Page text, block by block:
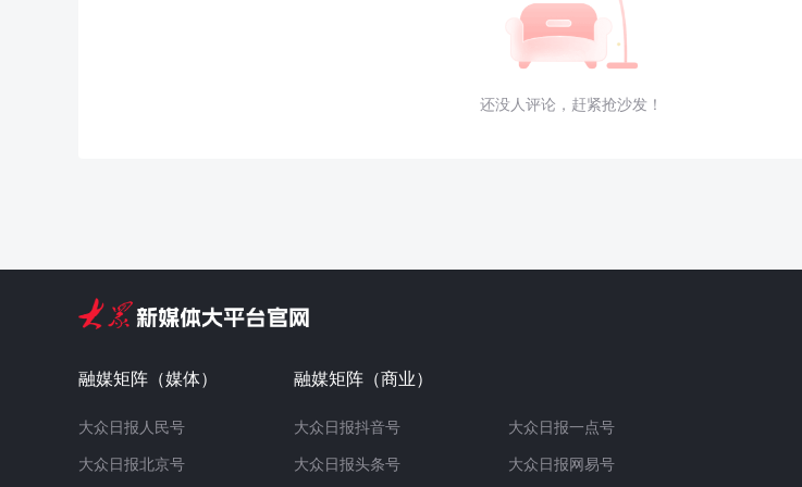
还没人评论，赶紧抢沙发！
融媒矩阵（媒体）
大众日报人民号
大众日报北京号
融媒矩阵（商业）
大众日报抖音号
大众日报头条号
大众日报一点号
大众日报网易号